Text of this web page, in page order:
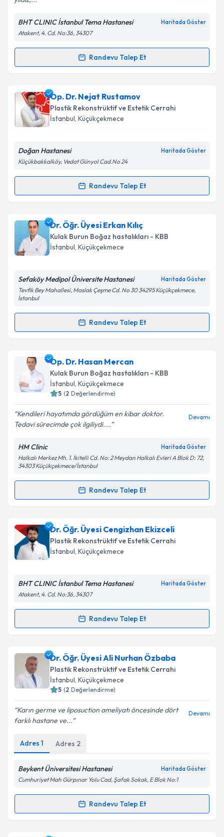
Kişisel verilerimin işlenmesine ilişkin
Metni'ni okudum ve kişisel verilerimin belirtilen
kapsamda işlenmesini kabul ediyorum.
BHT CLINIC İstanbul Tema Hastanesi Haritada Göster
Atakent, 4. Cd. No:36, 34307
Randevu Talep Et
Randevu Takvimi Talebi
Op. Dr. Mustafa Çalışkaniçin randevu takvimi talebi
oluşturun. Size bu uzmandan randevu almanız için bir
takvim hazırlandığında e-posta ile bilgilendireceğiz.
Kişisel verilerimin işlenmesine ilişkin
Metni'ni okudum ve kişisel verilerimin belirtilen
Takvim Talebini Gönder
Op. Dr. Nejat Rustamov
Plastik Rekonstrüktif ve Estetik Cerrahi
İstanbul, Küçükçekmece
Doğan Hastanesi Haritada Göster
Küçükbakkalköy, Vedat Günyol Cad.No 24
Randevu Talep Et
Randevu Takvimi Talebi
Op. Dr. Nejat Rustamoviçin randevu takvimi talebi
oluşturun. Size bu uzmandan randevu almanız için bir
takvim hazırlandığında e-posta ile bilgilendireceğiz.
Kişisel verilerimin işlenmesine ilişkinAydınlatma
'ni okudum ve kişisel verilerimin belirtilen
kapsamda işlenmesini kabul ediyorum.
Takvim Talebini Gönder
Dr. Öğr. Üyesi Erkan Kılıç
Kulak Burun Boğaz hastalıkları - KBB
İstanbul, Küçükçekmece
Sefaköy Medipol Üniversite Hastanesi Haritada Göster
Tevfik Bey Mahallesi, Maslak Çeşme Cd. No 30 34295 Küçükçekmece,
İstanbul
Randevu Talep Et
Randevu Takvimi Talebi
Dr. Öğr. Üyesi Erkan Kılıçiçin randevu takvimi talebi
oluşturun. Size bu uzmandan randevu almanız için bir
takvim hazırlandığında e-posta ile bilgilendireceğiz.
Aydınlatma
Metni'ni okudum ve kişisel verilerimin belirtilen
kapsamda işlenmesini kabul ediyorum.
Takvim Talebini Gönder
Op. Dr. Hasan Mercan
Kulak Burun Boğaz hastalıkları - KBB
İstanbul, Küçükçekmece
5 (2 Değerlendirme)
Kendileri hayatımda gördüğüm en kibar doktor.
Tedavi sürecimde çok ilgiliydi....
Devamı
HM Clinic Haritada Göster
Halkalı Merkez Mh. 1. İkitelli Cd. No: 2 Meydan Halkalı Evleri A Blok D: 72,
34303 Küçükçekmece/İstanbul
Randevu Talep Et
Randevu Takvimi Talebi
Op. Dr. Hasan Mercaniçin randevu takvimi talebi
oluşturun. Size bu uzmandan randevu almanız için bir
takvim hazırlandığında e-posta ile bilgilendireceğiz.
Kişisel verilerimin işlenmesine ilişkin
Metni'ni okudum ve kişisel verilerimin belirtilen
Takvim Talebini Gönder
Dr. Öğr. Üyesi Cengizhan Ekizceli
Plastik Rekonstrüktif ve Estetik Cerrahi
İstanbul, Küçükçekmece
BHT CLINIC İstanbul Tema Hastanesi Haritada Göster
Atakent, 4. Cd. No:36, 34307
Randevu Talep Et
Randevu Takvimi Talebi
Dr. Öğr. Üyesi Cengizhan Ekizceliiçin randevu
takvimi talebi oluşturun. Size bu uzmandan randevu
almanız için bir takvim hazırlandığında e-posta ile
bilgilendireceğiz.
E-posta Adresiniz
Kişisel verilerimin işlenmesine ilişkinAydınlatma
Metni'ni okudum ve kişisel verilerimin belirtilen
kapsamda işlenmesini kabul ediyorum.
Takvim Talebini Gönder
Dr. Öğr. Üyesi Ali Nurhan Özbaba
Plastik Rekonstrüktif ve Estetik Cerrahi
İstanbul, Küçükçekmece
5 (2 Değerlendirme)
Karın germe ve liposuction ameliyatı öncesinde dört
farklı hastane ve...
Devamı
Adres 1 Adres 2
Beykent Üniversitesi Hastanesi Haritada Göster
Cumhuriyet Mah Gürpınar Yolu Cad, Şafak Sokak, E Blok No:1
Randevu Talep Et
Randevu Takvimi Talebi